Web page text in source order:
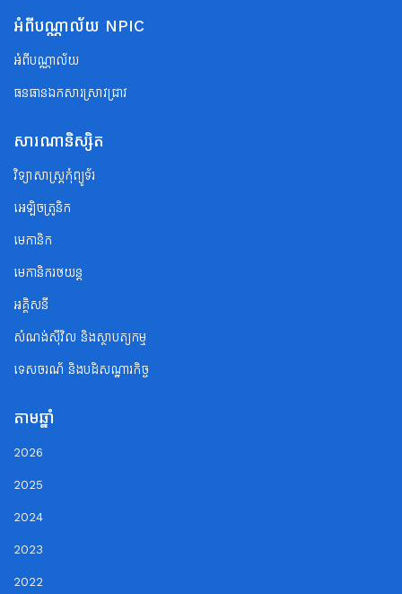
អំពីបណ្ណាល័យ NPIC
អំពីបណ្ណាល័យ
ធនធានឯកសារស្រាវជ្រាវ
សារណានិស្សិត
វិទ្យាសាស្ត្រកុំព្យូទ័រ
អេឡិចត្រូនិក
មេកានិក
មេកានិករថយន្ត
អគ្គិសនី
សំណង់ស៊ីវិល និងស្ថាបត្យកម្ម
ទេសចរណ័ និងបដិសណ្ឋារកិច្ច
តាមឆ្នាំ
2026
2025
2024
2023
2022